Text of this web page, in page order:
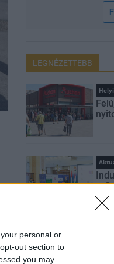
personal or
out section to
you may
LEGNÉZETTEBB